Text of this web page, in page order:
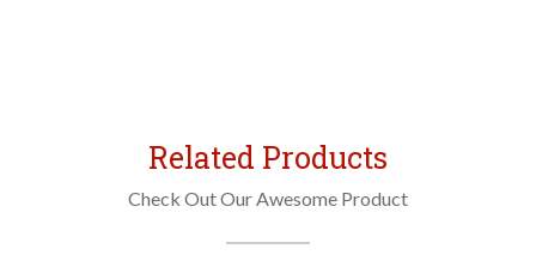
Related Products
Check Out Our Awesome Product